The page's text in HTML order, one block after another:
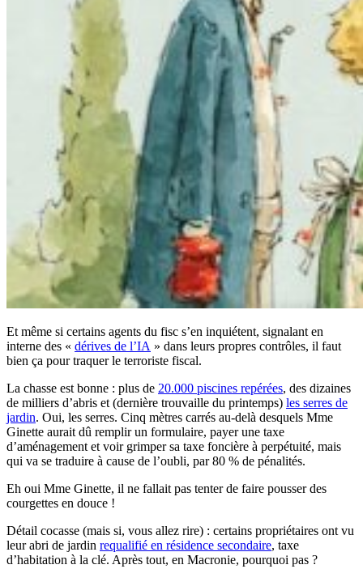
Et même si certains agents du fisc s’en inquiétent, signalant en
interne des « dérives de l’IA » dans leurs propres contrôles, il faut
bien ça pour traquer le terroriste fiscal.
La chasse est bonne : plus de 20.000 piscines repérées, des dizaines
de milliers d’abris et (dernière trouvaille du printemps) les serres de
jardin. Oui, les serres. Cinq mètres carrés au-delà desquels Mme
Ginette aurait dû remplir un formulaire, payer une taxe
d’aménagement et voir grimper sa taxe foncière à perpétuité, mais
qui va se traduire à cause de l’oubli, par 80 % de pénalités.
Eh oui Mme Ginette, il ne fallait pas tenter de faire pousser des
courgettes en douce !
Détail cocasse (mais si, vous allez rire) : certains propriétaires ont vu
leur abri de jardin requalifié en résidence secondaire, taxe
d’habitation à la clé. Après tout, en Macronie, pourquoi pas ?